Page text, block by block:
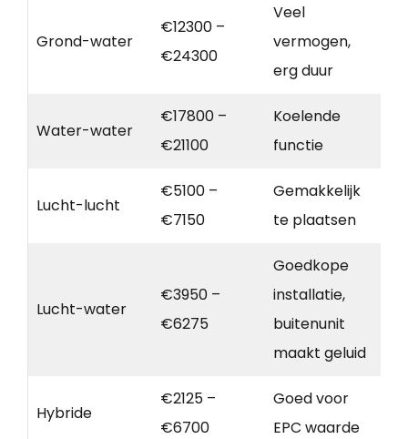
Grond-water
€12300 –
€24300
Veel
vermogen,
erg duur
Water-water
€17800 –
€21100
Koelende
functie
Lucht-lucht
€5100 –
€7150
Gemakkelijk
te plaatsen
Lucht-water
€3950 –
€6275
Goedkope
installatie,
buitenunit
maakt geluid
Hybride
€2125 –
€6700
Goed voor
EPC waarde